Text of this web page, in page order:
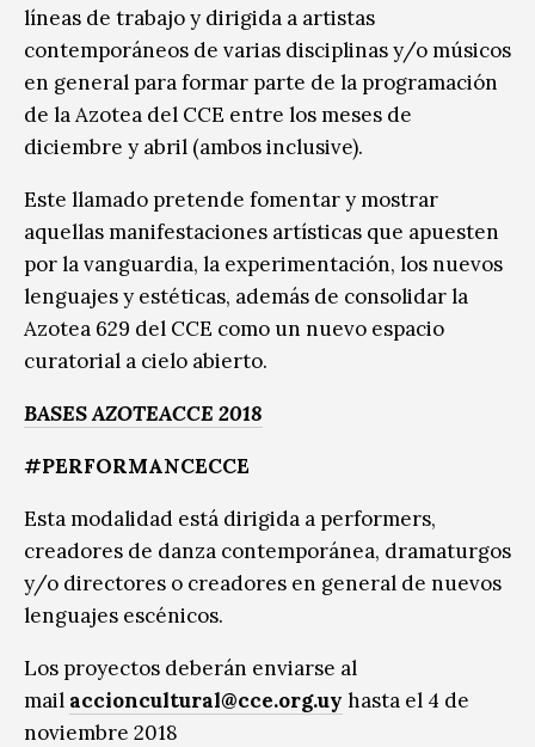
líneas de trabajo y dirigida a artistas
contemporáneos de varias disciplinas y/o músicos
en general para formar parte de la programación
de la Azotea del CCE entre los meses de
diciembre y abril (ambos inclusive).
Este llamado pretende fomentar y mostrar
aquellas manifestaciones artísticas que apuesten
por la vanguardia, la experimentación, los nuevos
lenguajes y estéticas, además de consolidar la
Azotea 629 del CCE como un nuevo espacio
curatorial a cielo abierto.
BASES AZOTEACCE 2018
#PERFORMANCECCE
Esta modalidad está dirigida a performers,
creadores de danza contemporánea, dramaturgos
y/o directores o creadores en general de nuevos
lenguajes escénicos.
Los proyectos deberán enviarse al
mail accioncultural@cce.org.uy hasta el 4 de
noviembre 2018